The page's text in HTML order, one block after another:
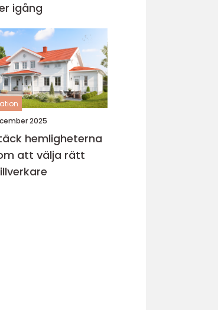
igång
2025
hemligheterna
att välja rätt